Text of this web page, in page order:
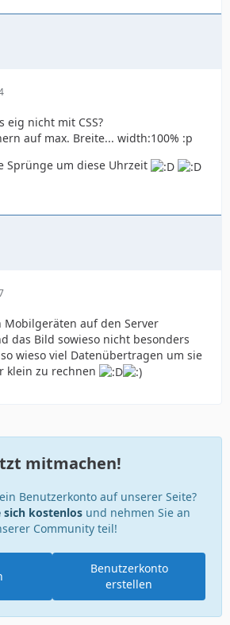
eig nicht mit CSS?
auf max. Breite... width:100% :p
Sprünge um diese Uhrzeit
Mobilgeräten auf den Server
das Bild sowieso nicht besonders
wieso viel Datenübertragen um sie
klein zu rechnen
mitmachen!
Benutzerkonto auf unserer Seite?
sich kostenlosund nehmen Sie an
Community teil!
Benutzerkonto
erstellen